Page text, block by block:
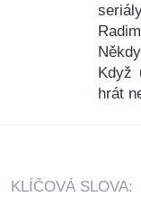
Když
hrát
KLÍČOVÁ SLOVA: